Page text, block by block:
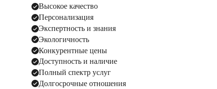
Высокое качество
Персонализация
Экспертность и знания
Экологичность
Конкурентные цены
Доступность и наличие
Полный спектр услуг
Долгосрочные отношения